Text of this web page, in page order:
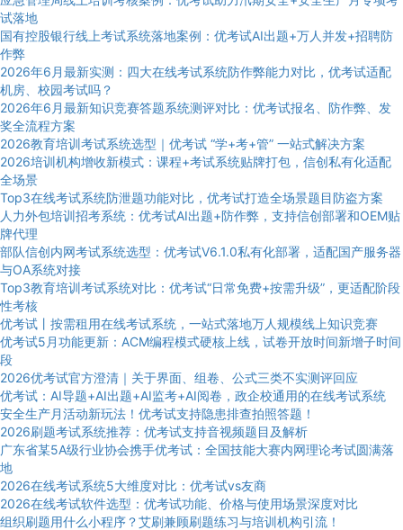
试落地
国有控股银行线上考试系统落地案例：优考试AI出题+万人并发+招聘防
作弊
2026年6月最新实测：四大在线考试系统防作弊能力对比，优考试适配
机房、校园考试吗？
2026年6月最新知识竞赛答题系统测评对比：优考试报名、防作弊、发
奖全流程方案
2026教育培训考试系统选型｜优考试 “学+考+管” 一站式解决方案
2026培训机构增收新模式：课程+考试系统贴牌打包，信创私有化适配
全场景
Top3在线考试系统防泄题功能对比，优考试打造全场景题目防盗方案
人力外包培训招考系统：优考试AI出题+防作弊，支持信创部署和OEM贴
牌代理
部队信创内网考试系统选型：优考试V6.1.0私有化部署，适配国产服务器
与OA系统对接
Top3教育培训考试系统对比：优考试“日常免费+按需升级”，更适配阶段
性考核
优考试丨按需租用在线考试系统，一站式落地万人规模线上知识竞赛
优考试5月功能更新：ACM编程模式硬核上线，试卷开放时间新增子时间
段
2026优考试官方澄清｜关于界面、组卷、公式三类不实测评回应
优考试：AI导题+AI出题+AI监考+AI阅卷，政企校通用的在线考试系统
安全生产月活动新玩法！优考试支持隐患排查拍照答题！
2026刷题考试系统推荐：优考试支持音视频题目及解析
广东省某5A级行业协会携手优考试：全国技能大赛内网理论考试圆满落
地
2026在线考试系统5大维度对比：优考试vs友商
2026在线考试软件选型：优考试功能、价格与使用场景深度对比
组织刷题用什么小程序？艾刷兼顾刷题练习与培训机构引流！